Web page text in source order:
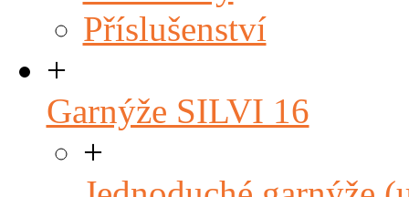
Příslušenství
+
Garnýže SILVI 16
+